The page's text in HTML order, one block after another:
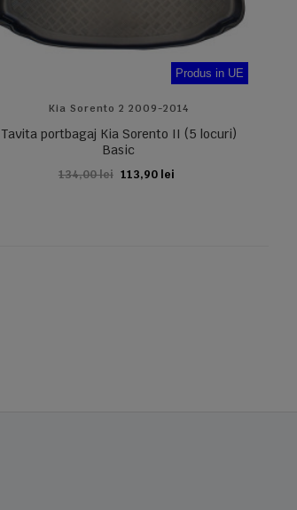
Produs in UE
Kia Sorento 2 2009-2014
Tavita portbagaj Kia Sorento II (5 locuri)
Basic
134,00 lei 113,90 lei
ADAUGA IN COS